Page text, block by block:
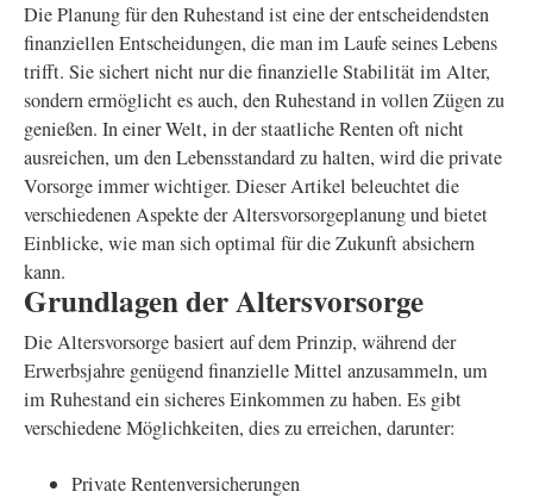
Die Planung für den Ruhestand ist eine der entscheidendsten
finanziellen Entscheidungen, die man im Laufe seines Lebens
trifft. Sie sichert nicht nur die finanzielle Stabilität im Alter,
sondern ermöglicht es auch, den Ruhestand in vollen Zügen zu
genießen. In einer Welt, in der staatliche Renten oft nicht
ausreichen, um den Lebensstandard zu halten, wird die private
Vorsorge immer wichtiger. Dieser Artikel beleuchtet die
verschiedenen Aspekte der Altersvorsorgeplanung und bietet
Einblicke, wie man sich optimal für die Zukunft absichern
kann.
Grundlagen der Altersvorsorge
Die Altersvorsorge basiert auf dem Prinzip, während der
Erwerbsjahre genügend finanzielle Mittel anzusammeln, um
im Ruhestand ein sicheres Einkommen zu haben. Es gibt
verschiedene Möglichkeiten, dies zu erreichen, darunter:
Private Rentenversicherungen